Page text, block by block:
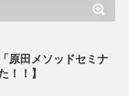
原田メソッドセミナ
！！】